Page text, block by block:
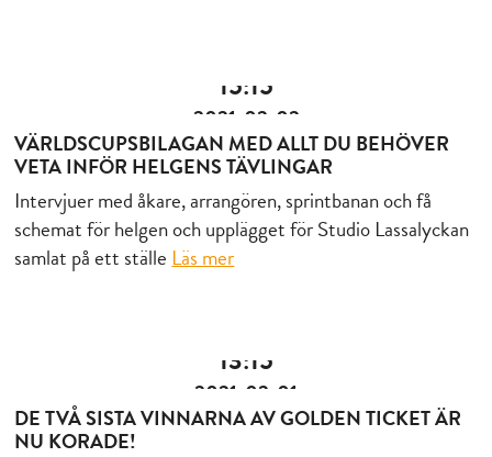
15:15
2021-02-02
VÄRLDSCUPSBILAGAN MED ALLT DU BEHÖVER
VETA INFÖR HELGENS TÄVLINGAR
Intervjuer med åkare, arrangören, sprintbanan och få
schemat för helgen och upplägget för Studio Lassalyckan
samlat på ett ställe Läs mer
13:15
2021-02-01
DE TVÅ SISTA VINNARNA AV GOLDEN TICKET ÄR
NU KORADE!